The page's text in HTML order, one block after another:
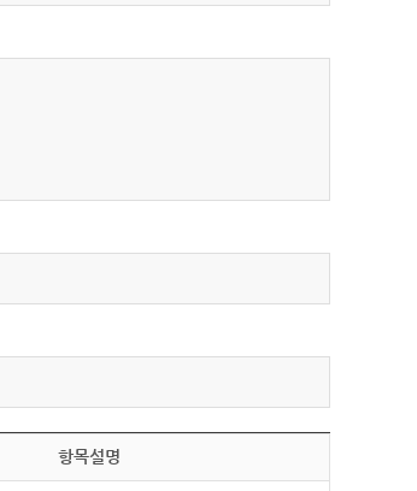
항목설명